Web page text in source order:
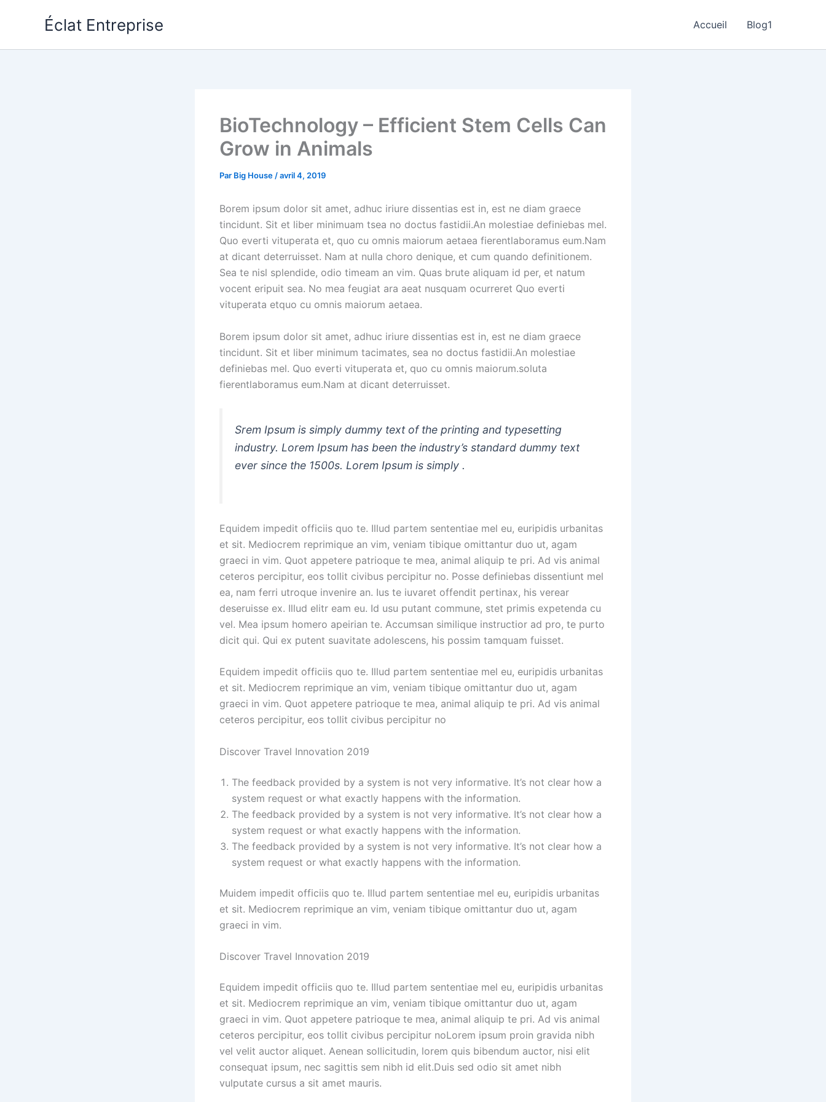
Éclat Entreprise Accueil Blog1
BioTechnology – Efficient Stem Cells Can
Grow in Animals
Par Big House /avril 4, 2019
Borem ipsum dolor sit amet, adhuc iriure dissentias est in, est ne diam graece
tincidunt. Sit et liber minimuam tsea no doctus fastidii.An molestiae definiebas mel.
Quo everti vituperata et, quo cu omnis maiorum aetaea fierentlaboramus eum.Nam
at dicant deterruisset. Nam at nulla choro denique, et cum quando definitionem.
Sea te nisl splendide, odio timeam an vim. Quas brute aliquam id per, et natum
vocent eripuit sea. No mea feugiat ara aeat nusquam ocurreret Quo everti
vituperata etquo cu omnis maiorum aetaea.
Borem ipsum dolor sit amet, adhuc iriure dissentias est in, est ne diam graece
tincidunt. Sit et liber minimum tacimates, sea no doctus fastidii.An molestiae
definiebas mel. Quo everti vituperata et, quo cu omnis maiorum.soluta
fierentlaboramus eum.Nam at dicant deterruisset.
Srem Ipsum is simply dummy text of the printing and typesetting
industry. Lorem Ipsum has been the industry’s standard dummy text
ever since the 1500s. Lorem Ipsum is simply .
Equidem impedit officiis quo te. Illud partem sententiae mel eu, euripidis urbanitas
et sit. Mediocrem reprimique an vim, veniam tibique omittantur duo ut, agam
graeci in vim. Quot appetere patrioque te mea, animal aliquip te pri. Ad vis animal
ceteros percipitur, eos tollit civibus percipitur no. Posse definiebas dissentiunt mel
ea, nam ferri utroque invenire an. Ius te iuvaret offendit pertinax, his verear
deseruisse ex. Illud elitr eam eu. Id usu putant commune, stet primis expetenda cu
vel. Mea ipsum homero apeirian te. Accumsan similique instructior ad pro, te purto
dicit qui. Qui ex putent suavitate adolescens, his possim tamquam fuisset.
Equidem impedit officiis quo te. Illud partem sententiae mel eu, euripidis urbanitas
et sit. Mediocrem reprimique an vim, veniam tibique omittantur duo ut, agam
graeci in vim. Quot appetere patrioque te mea, animal aliquip te pri. Ad vis animal
ceteros percipitur, eos tollit civibus percipitur no
Discover Travel Innovation 2019
The feedback provided by a system is not very informative. It’s not clear how a
system request or what exactly happens with the information.
The feedback provided by a system is not very informative. It’s not clear how a
system request or what exactly happens with the information.
The feedback provided by a system is not very informative. It’s not clear how a
system request or what exactly happens with the information.
Muidem impedit officiis quo te. Illud partem sententiae mel eu, euripidis urbanitas
et sit. Mediocrem reprimique an vim, veniam tibique omittantur duo ut, agam
graeci in vim.
Discover Travel Innovation 2019
Equidem impedit officiis quo te. Illud partem sententiae mel eu, euripidis urbanitas
et sit. Mediocrem reprimique an vim, veniam tibique omittantur duo ut, agam
graeci in vim. Quot appetere patrioque te mea, animal aliquip te pri. Ad vis animal
ceteros percipitur, eos tollit civibus percipitur noLorem ipsum proin gravida nibh
vel velit auctor aliquet. Aenean sollicitudin, lorem quis bibendum auctor, nisi elit
consequat ipsum, nec sagittis sem nibh id elit.Duis sed odio sit amet nibh
vulputate cursus a sit amet mauris.